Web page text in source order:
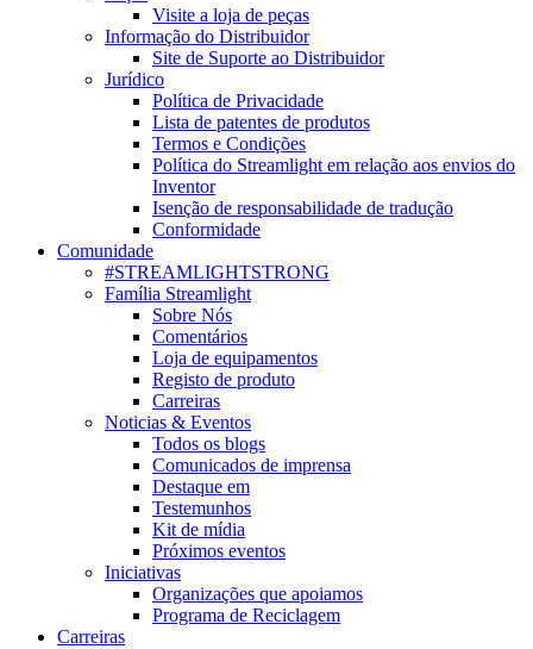
Visite a loja de peças
Informação do Distribuidor
Site de Suporte ao Distribuidor
Jurídico
Política de Privacidade
Lista de patentes de produtos
Termos e Condições
Política do Streamlight em relação aos envios do
Inventor
Isenção de responsabilidade de tradução
Conformidade
Comunidade
#STREAMLIGHTSTRONG
Família Streamlight
Sobre Nós
Comentários
Loja de equipamentos
Registo de produto
Carreiras
Noticias & Eventos
Todos os blogs
Comunicados de imprensa
Destaque em
Testemunhos
Kit de mídia
Próximos eventos
Iniciativas
Organizações que apoiamos
Programa de Reciclagem
Carreiras